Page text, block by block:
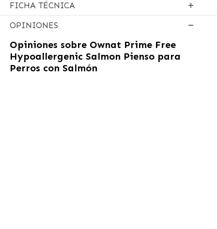
FICHA TÉCNICA
OPINIONES
Opiniones sobre Ownat Prime Free
Hypoallergenic Salmon Pienso para
Perros con Salmón